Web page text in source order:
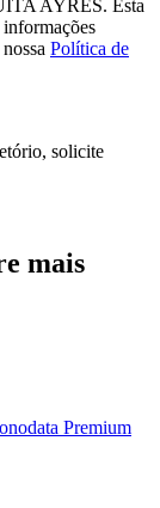
AYRES. Esta
Política de
solicite
mais
Premium